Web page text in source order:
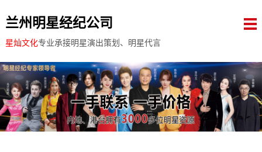
兰州明星经纪公司
星灿文化专业承接明星演出策划、明星代言